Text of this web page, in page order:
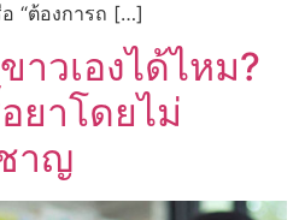
“ต้องการถ […]
าวเองได้ไหม?
ยาโดยไม่
าญ